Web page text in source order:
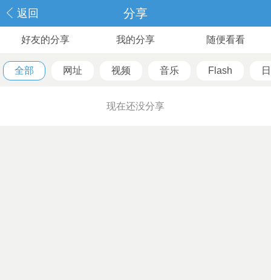
返回 分享
好友的分享 我的分享 随便看看
全部 网址 视频 音乐 Flash
现在还没分享